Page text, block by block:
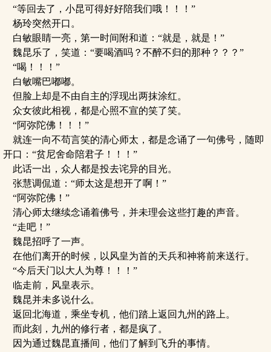
“等回去了，小昆可得好好陪我们哦！！！”
杨玲突然开口。
白敏眼睛一亮，第一时间附和道：“就是，就是！”
魏昆乐了，笑道：“要喝酒吗？不醉不归的那种？？？”
“喝！！！”
白敏嘴巴嘟嘟。
但脸上却是不由自主的浮现出两抹涂红。
众女彼此相视，都是心照不宣的笑了笑。
“阿弥陀佛！！！”
就连一向不苟言笑的清心师太，都是念诵了一句佛号，随即
开口：“贫尼舍命陪君子！！！”
此话一出，众人都是投去诧异的目光。
张慧调侃道：“师太这是想开了啊！”
“阿弥陀佛！”
清心师太继续念诵着佛号，并未理会这些打趣的声音。
“走吧！”
魏昆招呼了一声。
在他们离开的时候，以风皇为首的天兵和神将前来送行。
“今后天门以大人为尊！！！”
临走前，风皇表示。
魏昆并未多说什么。
返回北海道，乘坐专机，他们踏上返回九州的路上。
而此刻，九州的修行者，都是疯了。
因为通过魏昆直播间，他们了解到飞升的事情。